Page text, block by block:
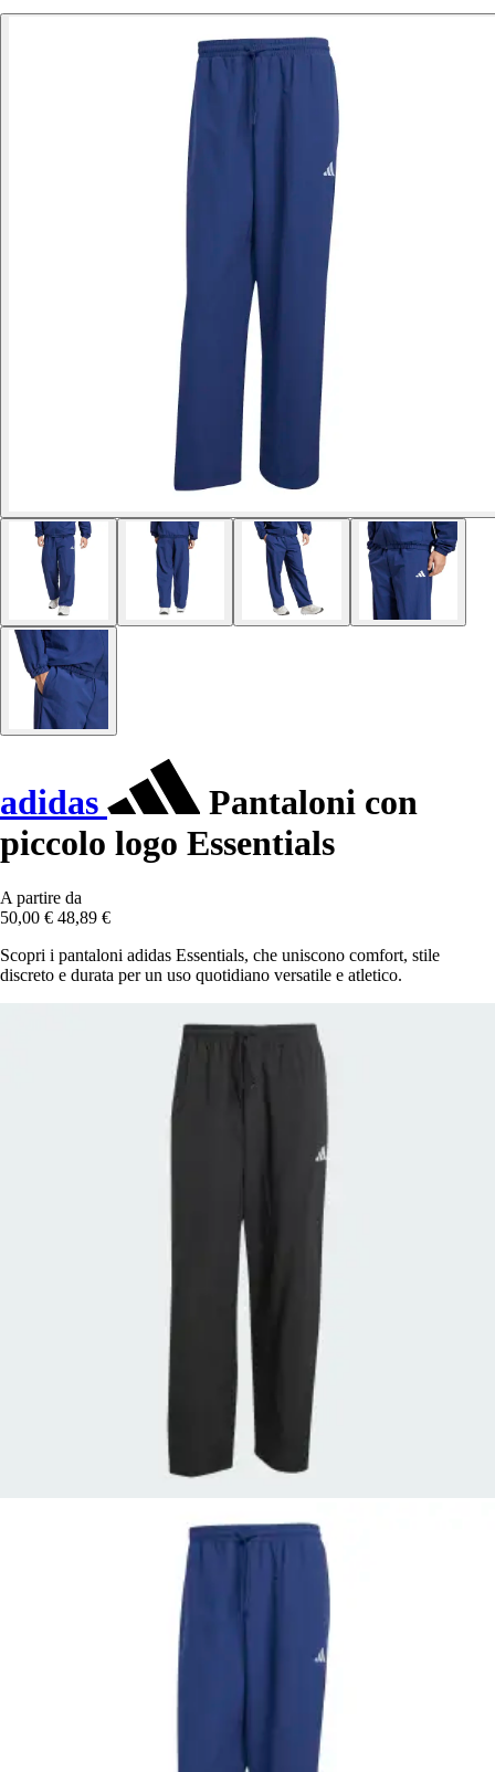
adidas
Pantaloni con
piccolo logo Essentials
A partire da
50,00 € 48,89 €
Scopri i pantaloni adidas Essentials, che uniscono comfort, stile
discreto e durata per un uso quotidiano versatile e atletico.